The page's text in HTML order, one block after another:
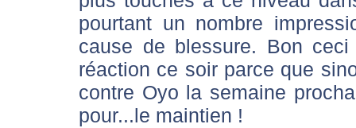
pourtant un nombre
cause de blessure. Bon
réaction ce soir parce que
contre Oyo la semaine
pour...le maintien !